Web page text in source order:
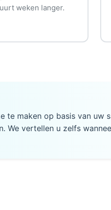
weken langer.
te maken op basis van uw
We vertellen u zelfs